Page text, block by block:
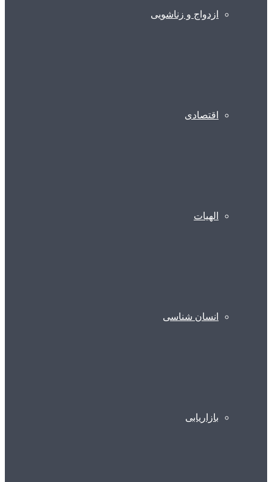
ازدواج و زناشویی
اقتصادی
الهیات
انسان شناسی
بازاریابی